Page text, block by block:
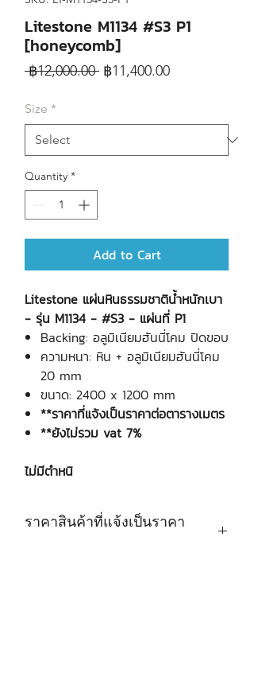
Litestone M1134 #S3 P1
[honeycomb]
฿12,000.00 Regular
฿11,400.00Sale
Size *
Quantity *
Add to Cart
Litestone แผ่นหินธรรมชาติน้ำหนักเบา
- รุ่น M1134 - #S3 - แผ่นที่ P1
Backing: อลูมิเนียมฮันนี่โคม ปิดขอบ
ความหนา: หิน + อลูมิเนียมฮันนี่โคม
20 mm
ขนาด: 2400 x 1200 mm
**ราคาที่แจ้งเป็นราคาต่อตารางเมตร
**ยังไม่รวม vat 7%
ไม่มีตำหนิ
ราคาสินค้าที่แจ้งเป็นราคา